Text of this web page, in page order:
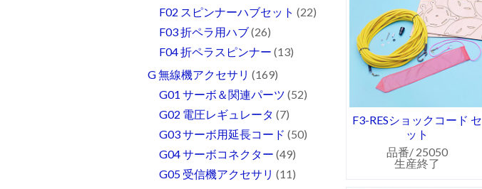
F3-RESショックコード セ
ット
品番/ 25050
生産終了
F02 スピンナーハブセット (22)
F03 折ペラ用ハブ(26)
F04 折ペラスピンナー (13)
G 無線機アクセサリ (169)
G01 サーボ＆関連パーツ (52)
G02 電圧レギュレータ (7)
G03 サーボ用延長コード (50)
G04 サーボコネクター (49)
G05 受信機アクセサリ (11)